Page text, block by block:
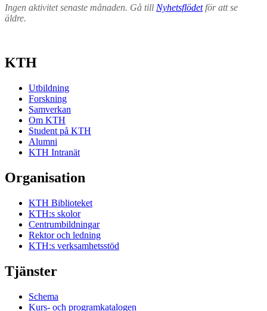
Ingen aktivitet senaste månaden. Gå till Nyhetsflödetför att se
äldre.
KTH
Utbildning
Forskning
Samverkan
Om KTH
Student på KTH
Alumni
KTH Intranät
Organisation
KTH Biblioteket
KTH:s skolor
Centrumbildningar
Rektor och ledning
KTH:s verksamhetsstöd
Tjänster
Schema
Kurs- och programkatalogen